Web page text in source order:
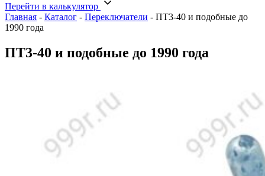
Перейти в калькулятор
Главная - Каталог - Переключатели - ПТ3-40 и подобные до
1990 года
ПТ3-40 и подобные до 1990 года